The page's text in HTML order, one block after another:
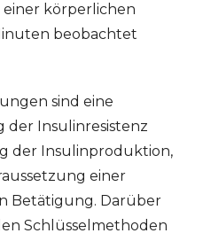
einer körperlichen
beobachtet
sind eine
Insulinresistenz
der Insulinproduktion,
einer
Betätigung. Darüber
Schlüsselmethoden